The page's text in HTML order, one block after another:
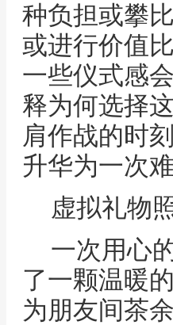
种负担或攀
或进行价值
一些仪式感
释为何选择
肩作战的时
升华为一次
虚拟礼物
一次用心
了一颗温暖
为朋友间茶